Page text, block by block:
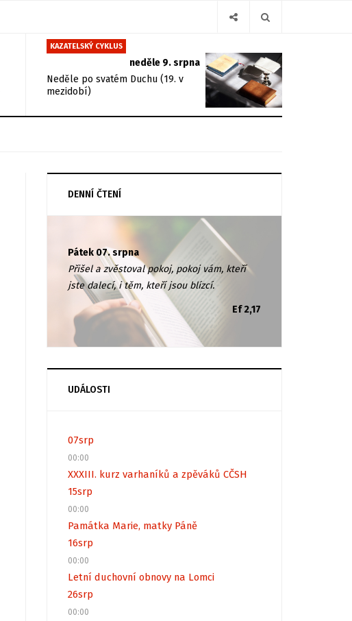
KAZATELSKÝ CYKLUS
neděle 9. srpna
Neděle po svatém Duchu (19. v
mezidobí)
DENNÍ ČTENÍ
Pátek 07. srpna
Přišel a zvěstoval pokoj, pokoj vám, kteří
jste dalecí, i těm, kteří jsou blízcí.
Ef 2,17
UDÁLOSTI
07srp
00:00
XXXIII. kurz varhaníků a zpěváků CČSH
15srp
00:00
Památka Marie, matky Páně
16srp
00:00
Letní duchovní obnovy na Lomci
26srp
00:00